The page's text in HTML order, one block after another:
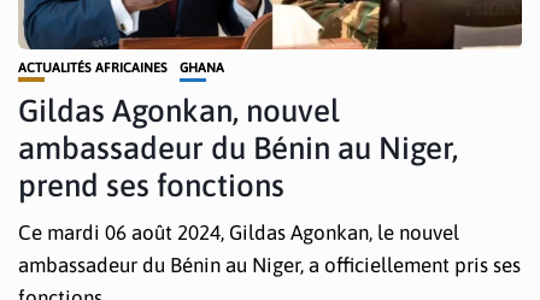
ACTUALITÉS AFRICAINES GHANA
Gildas Agonkan, nouvel
ambassadeur du Bénin au Niger,
prend ses fonctions
Ce mardi 06 août 2024, Gildas Agonkan, le nouvel
ambassadeur du Bénin au Niger, a officiellement pris ses